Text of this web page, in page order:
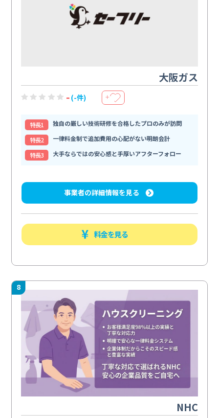
大阪ガス
- (-件) ＋
特⻑1
独自の厳しい技術研修を合格したプロのみが訪問
特⻑2
一律料金制で追加費用の心配がない明朗会計
特⻑3
大手ならではの安心感と手厚いアフターフォロー
事業者の詳細情報を見る
料金を見る
8
NHC